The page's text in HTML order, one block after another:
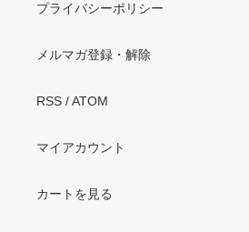
プライバシーポリシー
メルマガ登録・解除
RSS /ATOM
マイアカウント
カートを見る